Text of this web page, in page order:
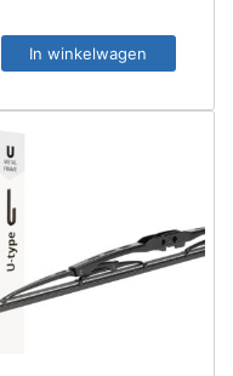
In winkelwagen